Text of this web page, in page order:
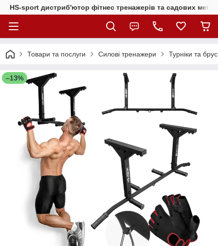
HS-sport дистриб'ютор фітнес тренажерів та садових
Товари та послуги Силові тренажери Турніки та
–13%